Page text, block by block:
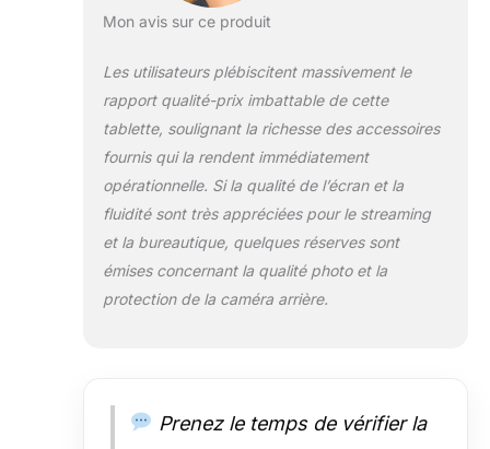
Mon avis sur ce produit
Les utilisateurs plébiscitent massivement le
rapport qualité-prix imbattable de cette
tablette, soulignant la richesse des accessoires
fournis qui la rendent immédiatement
opérationnelle. Si la qualité de l’écran et la
fluidité sont très appréciées pour le streaming
et la bureautique, quelques réserves sont
émises concernant la qualité photo et la
protection de la caméra arrière.
Prenez le temps de vérifier la